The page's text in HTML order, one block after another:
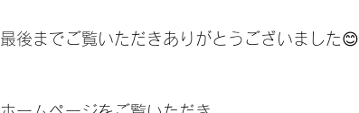
最後までご覧いただきありがとうございました😊